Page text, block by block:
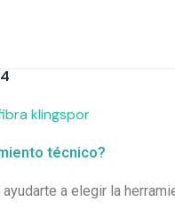
klingspor
técnico?
a elegir la